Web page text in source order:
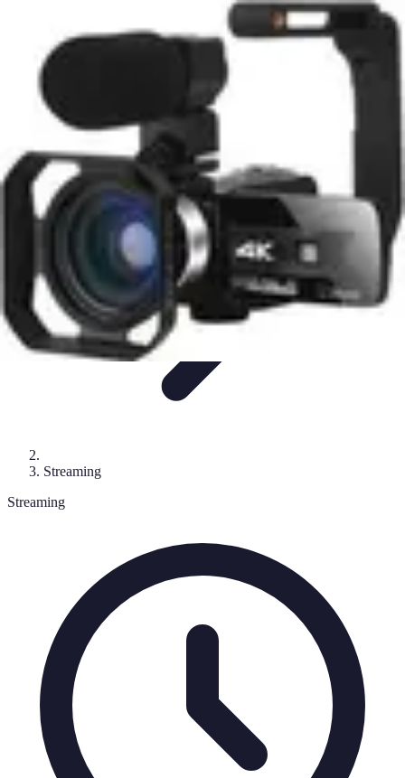
Contenido DigitalCineTecnología Educación OnlineStreaming de
Diversión Online
Streaming
Streaming